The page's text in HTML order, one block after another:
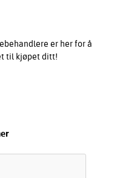
er her for å
til kjøpet ditt!